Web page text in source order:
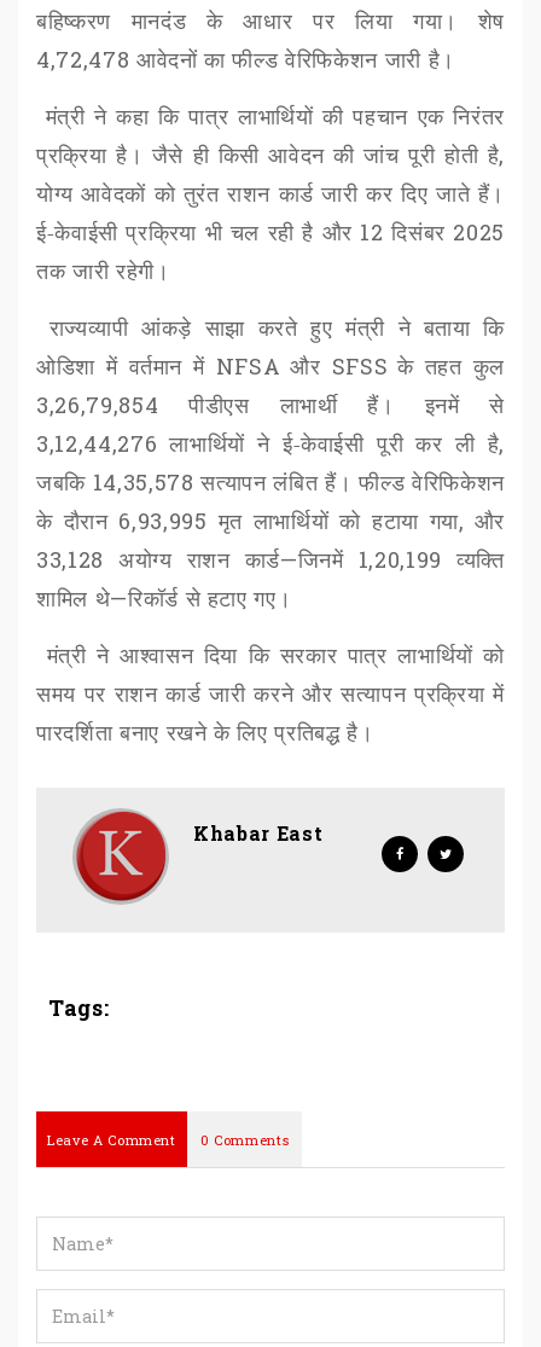
बहिष्करण मानदंड के आधार पर लिया गया। शेष
4,72,478 आवेदनों का फील्ड वेरिफिकेशन जारी है।
मंत्री ने कहा कि पात्र लाभार्थियों की पहचान एक निरंतर
प्रक्रिया है। जैसे ही किसी आवेदन की जांच पूरी होती है,
योग्य आवेदकों को तुरंत राशन कार्ड जारी कर दिए जाते हैं।
ई-केवाईसी प्रक्रिया भी चल रही है और 12 दिसंबर 2025
तक जारी रहेगी।
राज्यव्यापी आंकड़े साझा करते हुए मंत्री ने बताया कि
ओडिशा में वर्तमान में NFSAऔर SFSSके तहत कुल
3,26,79,854 पीडीएस लाभार्थी हैं। इनमें से
3,12,44,276 लाभार्थियों ने ई-केवाईसी पूरी कर ली है,
जबकि 14,35,578 सत्यापन लंबित हैं। फील्ड वेरिफिकेशन
के दौरान 6,93,995 मृत लाभार्थियों को हटाया गया, और
33,128 अयोग्य राशन कार्ड—जिनमें 1,20,199 व्यक्ति
शामिल थे—रिकॉर्ड से हटाए गए।
मंत्री ने आश्वासन दिया कि सरकार पात्र लाभार्थियों को
समय पर राशन कार्ड जारी करने और सत्यापन प्रक्रिया में
पारदर्शिता बनाए रखने के लिए प्रतिबद्ध है।
Khabar East
Tags:
Leave A Comment 0 Comments